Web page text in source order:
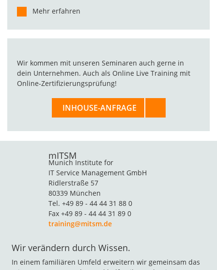
Mehr erfahren
Wir kommen mit unseren Seminaren auch gerne in
dein Unternehmen. Auch als Online Live Training mit
Online-Zertifizierungsprüfung!
INHOUSE-ANFRAGE
mITSM
Munich Institute for
IT Service Management GmbH
Ridlerstraße 57
80339 München
Tel. +49 89 - 44 44 31 88 0
Fax +49 89 - 44 44 31 89 0
training@mitsm.de
Wir verändern durch Wissen.
In einem familiären Umfeld erweitern wir gemeinsam das